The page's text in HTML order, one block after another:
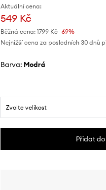
Aktuální cena:
549 Kč
Běžná cena: 1799 Kč-69%
Nejnižší cena za posledních 30 dnů
Barva: modrá
Zvolte velikost
Přidat